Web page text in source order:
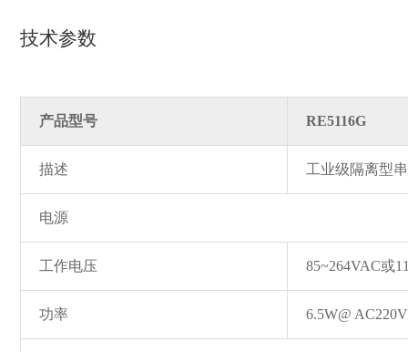
技术参数
产品型号 RE5116G
描述 工业级隔离型
电源
工作电压 85~264VAC或
功率 6.5W@ AC220V